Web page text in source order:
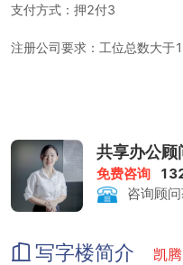
支付方式：押2付3
注册公司要求：工位总数大于
打印复印：1元/张
会议室：200-400元/小时
共享办公顾
免费咨询
咨询顾
写字楼简介 凯